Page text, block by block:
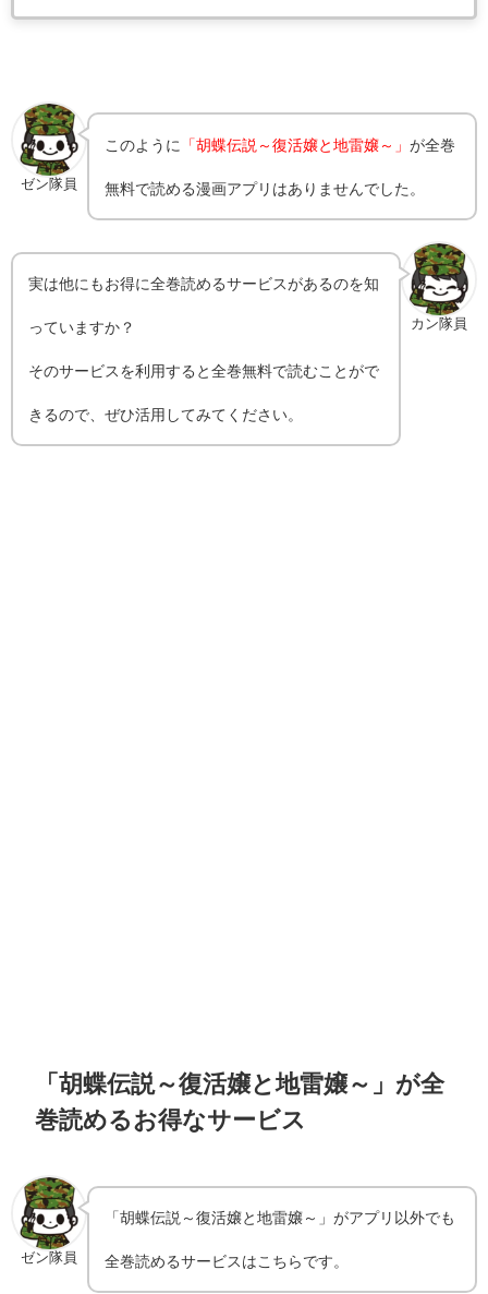
ゼン隊員
このように 「胡蝶伝説～復活嬢と地雷嬢～」が全巻
無料で読める漫画アプリはありませんでした。
カン隊員
実は他にもお得に全巻読めるサービスがあるのを知
っていますか？
そのサービスを利用すると全巻無料で読むことがで
きるので、ぜひ活用してみてください。
「胡蝶伝説～復活嬢と地雷嬢～」が全
巻読めるお得なサービス
ゼン隊員
「胡蝶伝説～復活嬢と地雷嬢～」がアプリ以外でも
全巻読めるサービスはこちらです。